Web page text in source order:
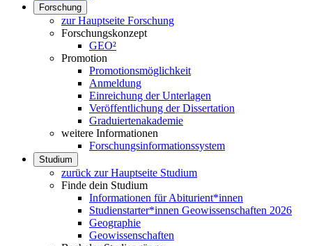
Forschung
zur Hauptseite Forschung
Forschungskonzept
GEO²
Promotion
Promotionsmöglichkeit
Anmeldung
Einreichung der Unterlagen
Veröffentlichung der Dissertation
Graduiertenakademie
weitere Informationen
Forschungsinformationssystem
Studium
zurück zur Hauptseite Studium
Finde dein Studium
Informationen für Abiturient*innen
Studienstarter*innen Geowissenschaften 2026
Geographie
Geowissenschaften